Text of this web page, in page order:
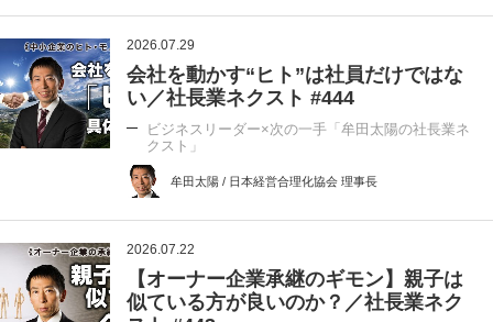
2026.07.29
会社を動かす“ヒト”は社員だけではな
い／社長業ネクスト #444
ビジネスリーダー×次の一手「牟田太陽の社長業ネ
クスト」
牟田太陽 / 日本経営合理化協会 理事長
2026.07.22
【オーナー企業承継のギモン】親子は
似ている方が良いのか？／社長業ネク